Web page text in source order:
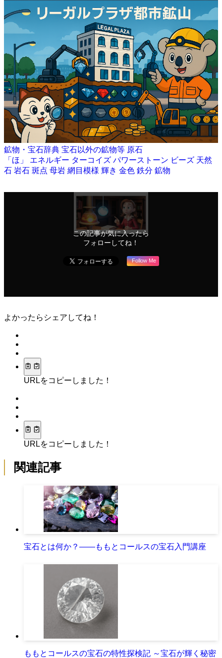
鉱物・宝石辞典 宝石以外の鉱物等 原石
「ほ」 エネルギー ターコイズ パワーストーン ビーズ 天然
石 岩石 斑点 母岩 網目模様 輝き 金色 鉄分 鉱物
この記事が気に入ったら
フォローしてね！
Follow Me
よかったらシェアしてね！
URLをコピーしました！
URLをコピーしました！
関連記事
宝石とは何か？――ももとコールスの宝石入門講座
ももとコールスの宝石の特性探検記 ～宝石が輝く秘密